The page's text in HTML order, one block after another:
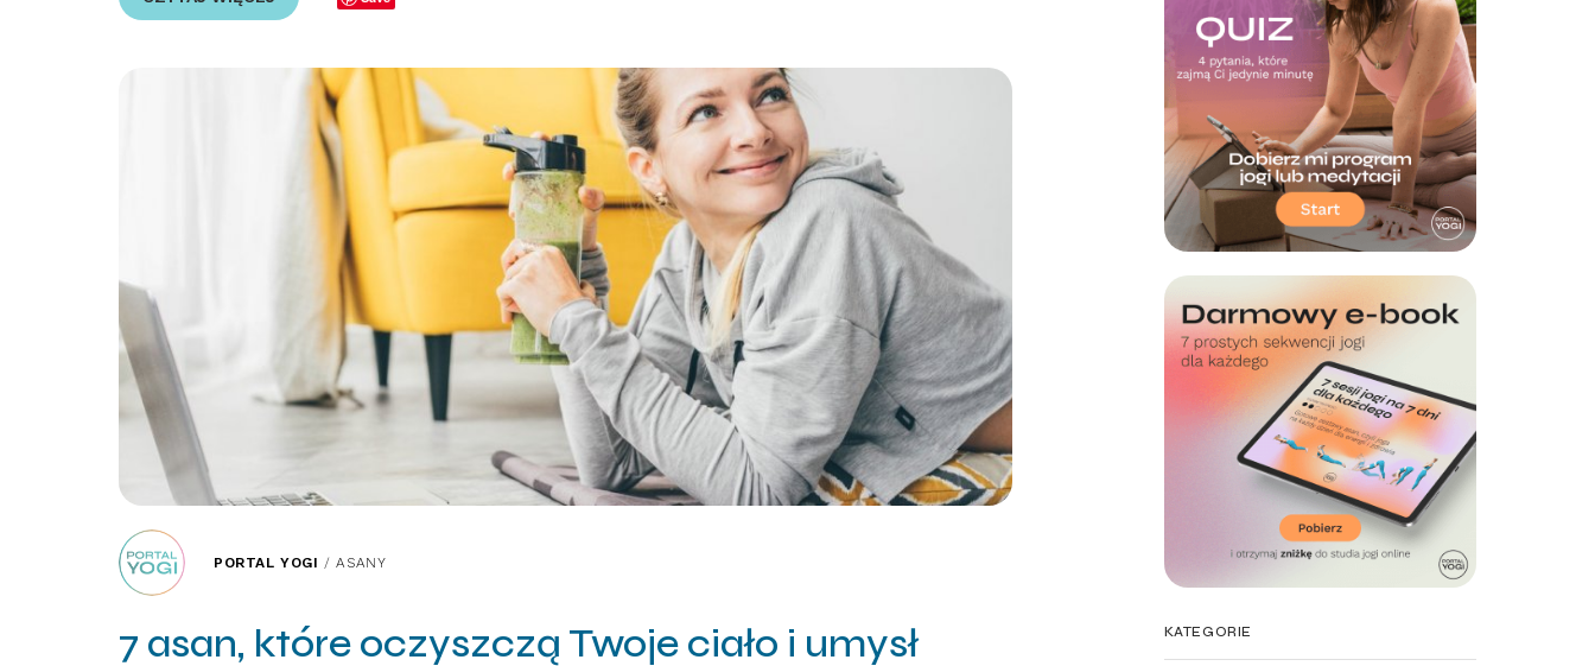
PORTAL YOGI /ASANY
7 asan, które oczyszczą Twoje ciało i umysł
KATEGORIE